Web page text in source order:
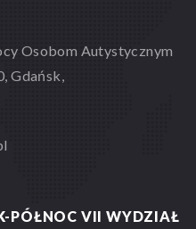
Osobom Autystycznym
Gdańsk,
PÓŁNOC VII WYDZIAŁ